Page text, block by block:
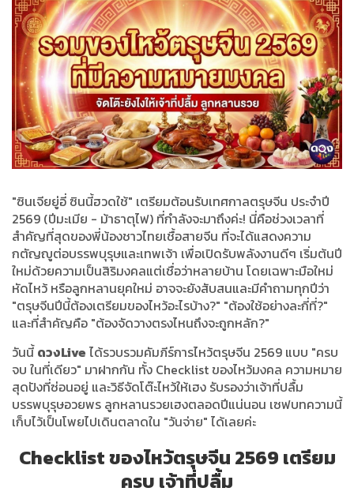
"ซินเจียยู่อี่ ซินนี้ฮวดใช้" เตรียมต้อนรับเทศกาลตรุษจีน ประจำปี
2569 (ปีมะเมีย - ม้าธาตุไฟ) ที่กำลังจะมาถึงค่ะ! นี่คือช่วงเวลาที่
สำคัญที่สุดของพี่น้องชาวไทยเชื้อสายจีน ที่จะได้แสดงความ
กตัญญูต่อบรรพบุรุษและเทพเจ้า เพื่อเปิดรับพลังงานดีๆ เริ่มต้นปี
ใหม่ด้วยความเป็นสิริมงคลแต่เชื่อว่าหลายบ้าน โดยเฉพาะมือใหม่
หัดไหว้ หรือลูกหลานยุคใหม่ อาจจะยังสับสนและมีคำถามทุกปีว่า
"ตรุษจีนปีนี้ต้องเตรียมของไหว้อะไรบ้าง?" "ต้องใช้อย่างละกี่ที่?"
และที่สำคัญคือ "ต้องจัดวางตรงไหนถึงจะถูกหลัก?"
วันนี้ดวงLive ได้รวบรวมคัมภีร์การไหว้ตรุษจีน 2569 แบบ "ครบ
จบ ในที่เดียว" มาฝากกัน ทั้ง Checklist ของไหว้มงคล ความหมาย
สุดปังที่ซ่อนอยู่ และวิธีจัดโต๊ะไหว้ให้เฮง รับรองว่าเจ้าที่ปลื้ม
บรรพบุรุษอวยพร ลูกหลานรวยเฮงตลอดปีแน่นอน เซฟบทความนี้
เก็บไว้เป็นโพยไปเดินตลาดใน "วันจ่าย" ได้เลยค่ะ
Checklist ของไหว้ตรุษจีน 2569 เตรียม
ครบ เจ้าที่ปลื้ม